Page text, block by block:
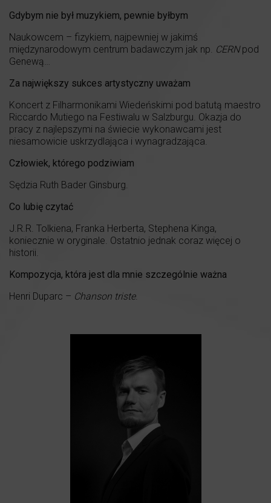
Gdybym nie był muzykiem, pewnie byłbym
Naukowcem – fizykiem, najpewniej w jakimś
międzynarodowym centrum badawczym jak np. CERNpod
Genewą…
Za największy sukces artystyczny uważam
Koncert z Filharmonikami Wiedeńskimi pod batutą maestro
Riccardo Mutiego na Festiwalu w Salzburgu. Okazja do
pracy z najlepszymi na świecie wykonawcami jest
niesamowicie uskrzydlająca i wynagradzająca.
Człowiek, którego podziwiam
Sędzia Ruth Bader Ginsburg.
Co lubię czytać
J.R.R. Tolkiena, Franka Herberta, Stephena Kinga,
koniecznie w oryginale. Ostatnio jednak coraz więcej o
historii.
Kompozycja, która jest dla mnie szczególnie ważna
Henri Duparc – Chanson triste.